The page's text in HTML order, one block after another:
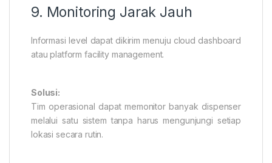
9. Monitoring Jarak Jauh
Informasi level dapat dikirim menuju cloud dashboard
atau platform facility management.
Solusi:
Tim operasional dapat memonitor banyak dispenser
melalui satu sistem tanpa harus mengunjungi setiap
lokasi secara rutin.